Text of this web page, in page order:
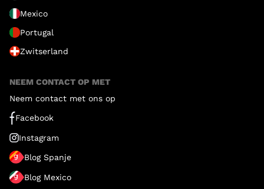
Mexico
Portugal
Zwitserland
NEEM CONTACT OP MET
Neem contact met ons op
Facebook
Instagram
Blog Spanje
Blog Mexico